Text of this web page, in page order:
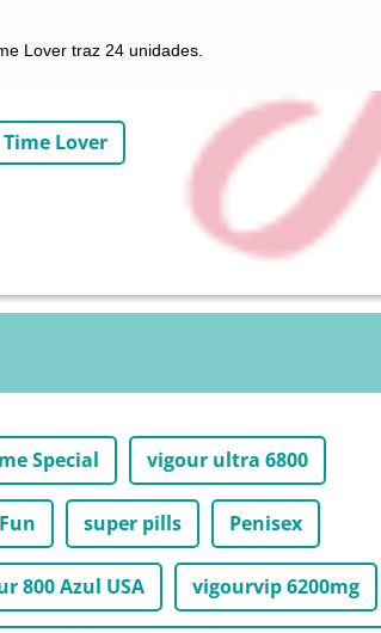
Lover traz 24 unidades.
Lover
Special vigour ultra 6800
super pills Penisex
800 Azul USA vigourvip 6200mg